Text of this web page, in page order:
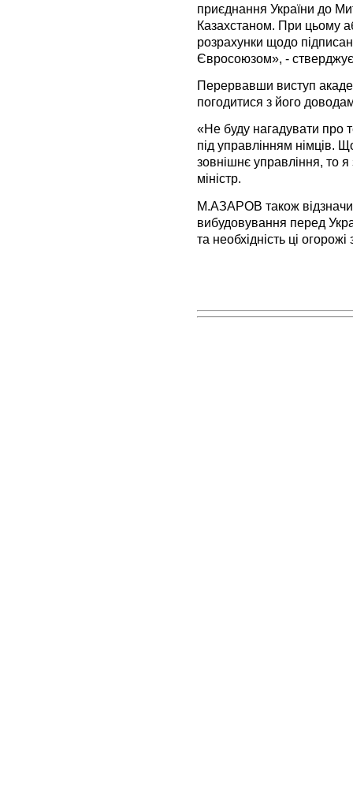
приєднання України до
Казахстаном. При цьому
розрахунки щодо
Євросоюзом», -
Перервавши виступ
погодитися з його
«Не буду нагадувати про
під управлінням німців.
зовнішнє управління, то
міністр.
М.АЗАРОВ також
вибудовування перед
та необхідність ці